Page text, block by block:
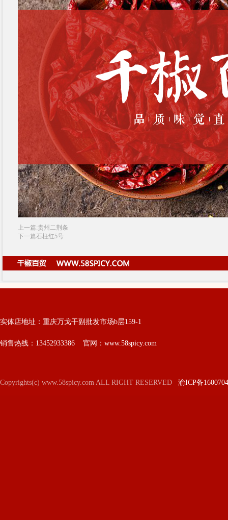
上一篇:贵州二荆条
下一篇石柱红5号
实体店地址：重庆万戈干副批发市场b层159-1
销售热线：13452933386 官网：www.58spicy.com
Copyrights(c) www.58spicy.com ALL RIGHT RESERVED 渝ICP备